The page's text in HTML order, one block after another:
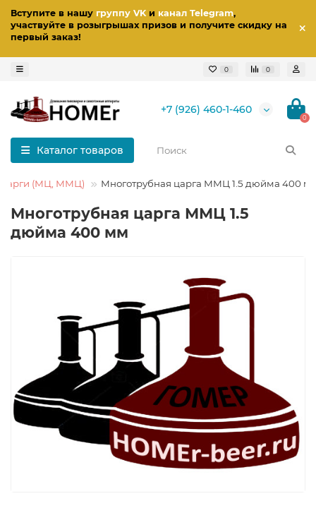
Вступите в нашу группу VKи канал Telegram,
участвуйте в розыгрышах призов и получите скидку на
первый заказ!
0 0
+7 (926) 460-1-460
0
Каталог товаров
царги (МЦ, ММЦ) Многотрубная царга ММЦ 1.5 дюйма 400
Многотрубная царга ММЦ 1.5
дюйма 400 мм